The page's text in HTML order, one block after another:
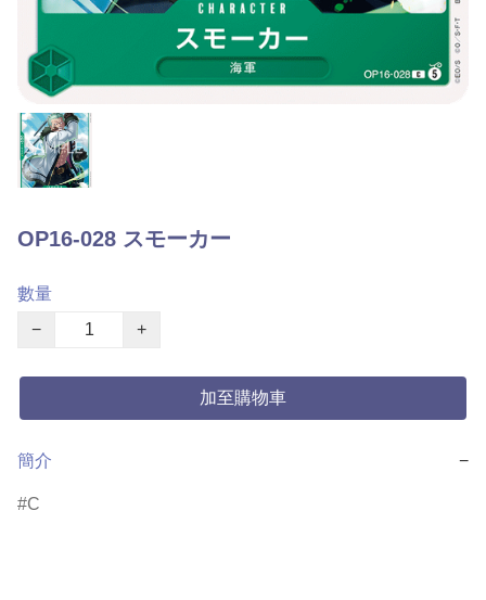
OP16-028 スモーカー
數量
−
+
加至購物車
簡介 −
C